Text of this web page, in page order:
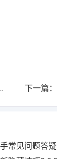
新，内容竟然这么丰富
常见问题答